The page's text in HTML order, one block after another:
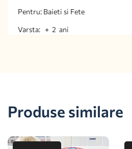
Pentru: Baieti si Fete
Varsta: + 2 ani
Produse similare